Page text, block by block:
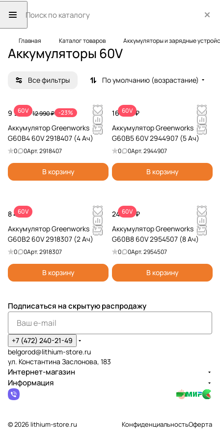
Главная Каталог товаров Аккумуляторы и зарядные
Аккумуляторы 60V
Все фильтры По умолчанию (возрастание)
60V
9 990 ₽12 990 ₽ -23%
Аккумулятор Greenworks
G60B4 60V 2918407 (4 Ач)
0 0Арт.2918407
В корзину
60V
16 990 ₽
Аккумулятор Greenworks
G60B5 60V 2944907 (5 Ач)
0 0Арт.2944907
В корзину
60V
8 490 ₽
Аккумулятор Greenworks
G60B2 60V 2918307 (2 Ач)
0 0Арт.2918307
В корзину
60V
24 990 ₽
Аккумулятор Greenworks
G60B8 60V 2954507 (8 Ач)
0 0Арт.2954507
В корзину
Подписаться на скрытую распродажу
+7 (472) 240-21-49
belgorod@lithium-store.ru
ул. Константина Заслонова, 183
Интернет-магазин
Информация
© 2026 lithium-store.ru КонфиденциальностьОферта